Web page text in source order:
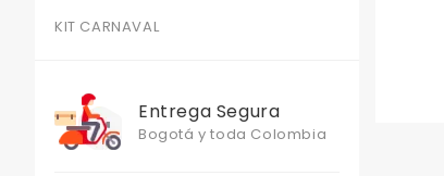
KIT CARNAVAL
Entrega Segura
Bogotá y toda Colombia